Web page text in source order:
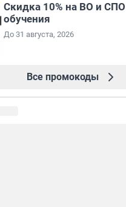
Скидка 10% на ВО и
обучения
До 31 августа, 2026
Все промокоды